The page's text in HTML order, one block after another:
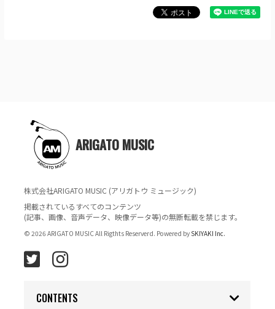
ARIGATO MUSIC
株式会社ARIGATO MUSIC (アリガトウ ミュージック)
掲載されているすべてのコンテンツ
(記事、画像、音声データ、映像データ等)の無断転載を禁じます。
© 2026 ARIGATO MUSIC All Rigthts Reserverd. Powered by SKIYAKI Inc.
CONTENTS